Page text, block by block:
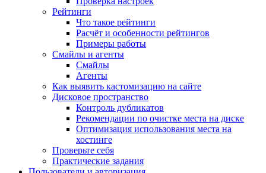
Рейтинги
Что такое рейтинги
Расчёт и особенности рейтингов
Примеры работы
Смайлы и агенты
Смайлы
Агенты
Как выявить кастомизацию на сайте
Дисковое пространство
Контроль дубликатов
Рекомендации по очистке места на диске
Оптимизация использования места на
хостинге
Проверьте себя
Практические задания